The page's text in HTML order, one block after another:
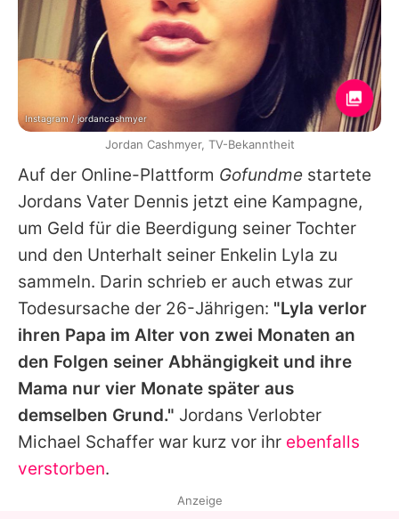
Auf der Online-Plattform Gofundme startete
Jordans Vater Dennis jetzt eine Kampagne,
um Geld für die Beerdigung seiner Tochter
und den Unterhalt seiner Enkelin Lyla zu
sammeln. Darin schrieb er auch etwas zur
Todesursache der 26-Jährigen: "Lyla verlor
ihren Papa im Alter von zwei Monaten an
den Folgen seiner Abhängigkeit und ihre
Mama nur vier Monate später aus
demselben Grund." Jordans Verlobter
Michael Schaffer war kurz vor ihr ebenfalls
verstorben.
Instagram / jordancashmyer
Jordan Cashmyer, TV-Bekanntheit
Anzeige